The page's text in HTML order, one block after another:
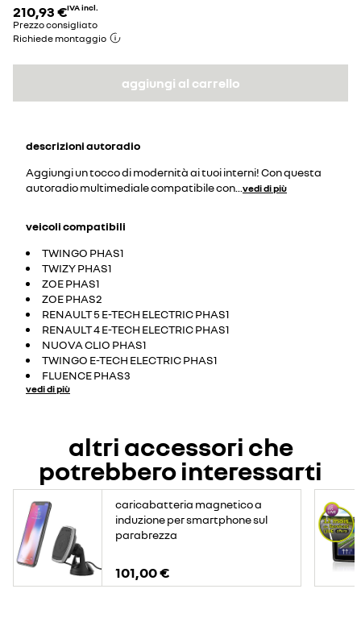
210,93 €IVA incl.
Prezzo consigliato
Richiede montaggio
aggiungi al carrello
descrizioniautoradio
Aggiungi un tocco di modernità ai tuoi interni! Con questa
autoradio multimediale compatibile con vedi di più
veicoli compatibili
TWINGO PHAS1
TWIZY PHAS1
ZOE PHAS1
ZOE PHAS2
RENAULT 5 E-TECH ELECTRIC PHAS1
RENAULT 4 E-TECH ELECTRIC PHAS1
NUOVA CLIO PHAS1
TWINGO E-TECH ELECTRIC PHAS1
FLUENCE PHAS3
vedi di più
altri accessori che
potrebbero interessarti
caricabatteria magnetico a
induzione per smartphone sul
parabrezza
101,00 €